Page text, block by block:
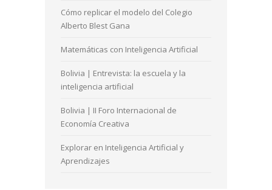
Cómo replicar el modelo del Colegio
Alberto Blest Gana
Matemáticas con Inteligencia Artificial
Bolivia | Entrevista: la escuela y la
inteligencia artificial
Bolivia | II Foro Internacional de
Economía Creativa
Explorar en Inteligencia Artificial y
Aprendizajes